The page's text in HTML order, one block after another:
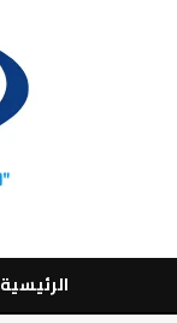
الرئيسية